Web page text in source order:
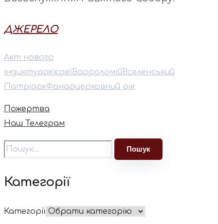
ДЖЕРЕЛО
Акт нового
індиктуархієреїВарфоломій Вселенський
ПатріархФанарцерковний рік
Пожертва
Наш Телеграм
Категорії
Категорії